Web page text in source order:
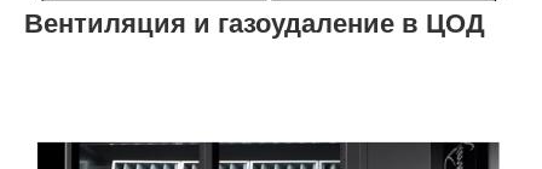
Вентиляция и газоудаление в ЦОД